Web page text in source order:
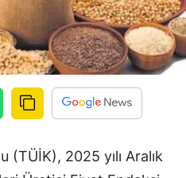
2025 yılı Aralık